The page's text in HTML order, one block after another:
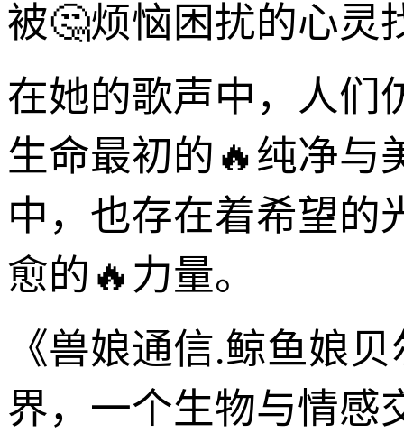
被🤔烦恼困扰的心灵
在她的歌声中，人们
生命最初的🔥纯净与
中，也存在着希望的
愈的🔥力量。
《兽娘通信.鲸鱼娘
界，一个生物与情感